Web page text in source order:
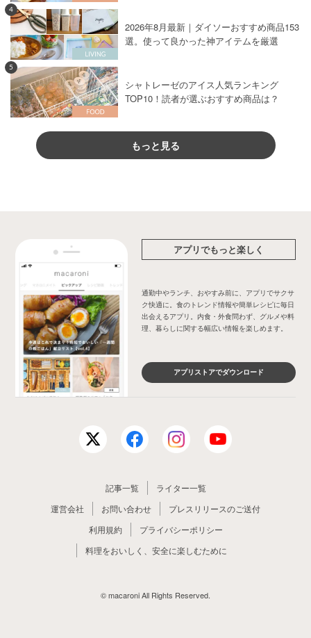
4
2026年8月最新｜ダイソーおすすめ商品153
選。使って良かった神アイテムを厳選
5
シャトレーゼのアイス人気ランキング
TOP10！読者が選ぶおすすめ商品は？
もっと見る
アプリでもっと楽しく
通勤中やランチ、おやすみ前に、アプリでサクサ
ク快適に。食のトレンド情報や簡単レシピに毎日
出会えるアプリ。内食・外食問わず、グルメや料
理、暮らしに関する幅広い情報を楽しめます。
アプリストアでダウンロード
記事一覧
ライター一覧
運営会社
お問い合わせ
プレスリリースのご送付
利用規約
プライバシーポリシー
料理をおいしく、安全に楽しむために
© macaroni All Rights Reserved.